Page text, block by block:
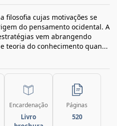
filosofia cujas motivações se
do pensamento ocidental. A
vem abrangendo
teoria do conhecimento quan...
Encardenação
Livro
Páginas
520